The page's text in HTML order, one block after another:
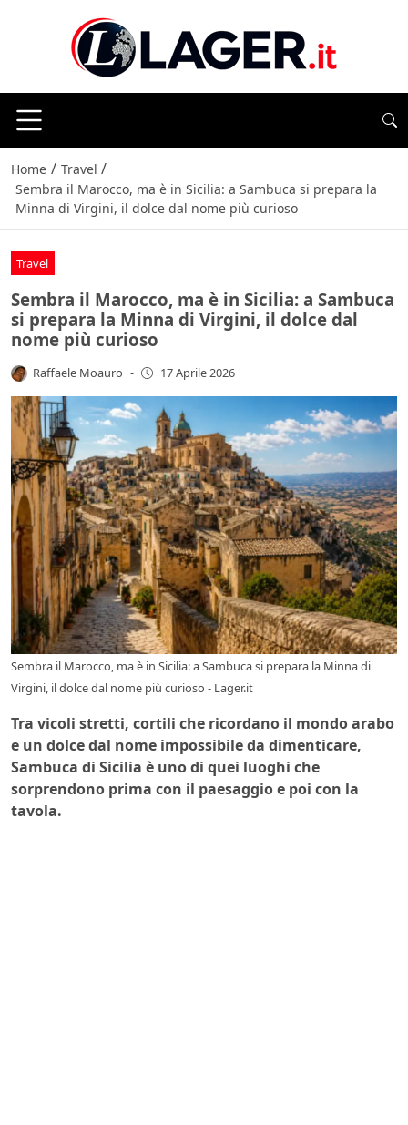
Home / Travel /
Sembra il Marocco, ma è in Sicilia: a Sambuca si prepara la
Minna di Virgini, il dolce dal nome più curioso
Travel
Sembra il Marocco, ma è in Sicilia: a Sambuca
si prepara la Minna di Virgini, il dolce dal
nome più curioso
Raffaele Moauro - 17 Aprile 2026
Sembra il Marocco, ma è in Sicilia: a Sambuca si prepara la Minna di
Virgini, il dolce dal nome più curioso - Lager.it
Tra vicoli stretti, cortili che ricordano il mondo arabo
e un dolce dal nome impossibile da dimenticare,
Sambuca di Sicilia è uno di quei luoghi che
sorprendono prima con il paesaggio e poi con la
tavola.